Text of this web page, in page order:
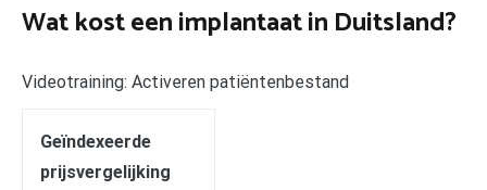
Wat kost een implantaat in Duitsland?
Videotraining: Activeren patiëntenbestand
Geïndexeerde
prijsvergelijking